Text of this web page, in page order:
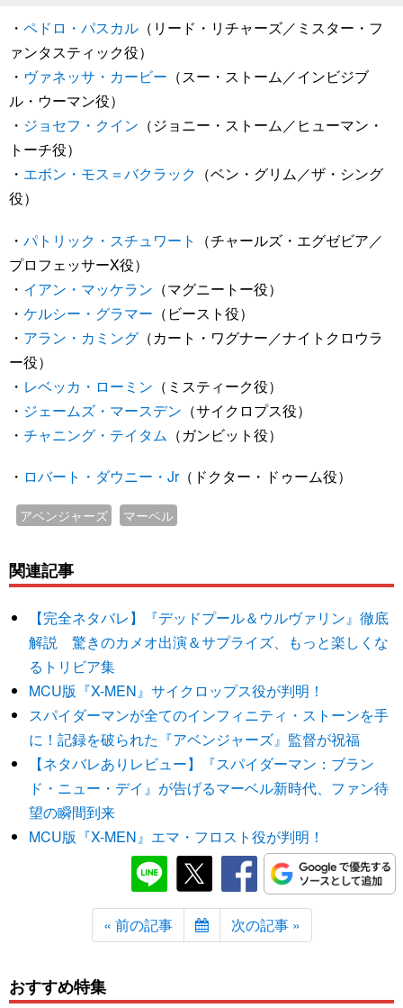
・ ペドロ・パスカル （リード・リチャーズ／ミスター・フ
ァンタスティック役）
・ ヴァネッサ・カービー （スー・ストーム／インビジブ
ル・ウーマン役）
・ ジョセフ・クイン （ジョニー・ストーム／ヒューマン・
トーチ役）
・ エボン・モス＝バクラック （ベン・グリム／ザ・シング
役）
・ パトリック・スチュワート
（チャールズ・エグゼビア／
プロフェッサーX役）
・ イアン・マッケラン （マグニートー役）
・ ケルシー・グラマー （ビースト役）
・ アラン・カミング （カート・ワグナー／ナイトクロウラ
ー役）
・ レベッカ・ローミン （ミスティーク役）
・ ジェームズ・マースデン （サイクロプス役）
・ チャニング・テイタム （ガンビット役）
・ ロバート・ダウニー・Jr（ドクター・ドゥーム役）
アベンジャーズ マーベル
関連記事
【完全ネタバレ】『デッドプール＆ウルヴァリン』徹底
解説 驚きのカメオ出演＆サプライズ、もっと楽しくな
るトリビア集
MCU版『X-MEN』サイクロップス役が判明！
スパイダーマンが全てのインフィニティ・ストーンを手
に！記録を破られた『アベンジャーズ』監督が祝福
【ネタバレありレビュー】『スパイダーマン：ブラン
ド・ニュー・デイ』が告げるマーベル新時代、ファン待
望の瞬間到来
MCU版『X-MEN』エマ・フロスト役が判明！
« 前の記事 次の記事 »
おすすめ特集